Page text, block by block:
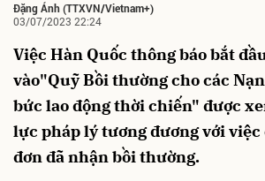
Đặng Ánh(TTXVN/Vietnam+)
03/07/2023 22:24
Việc Hàn Quốc thông báo bắt
vào"Quỹ Bồi thường cho các
bức lao động thời chiến" được
lực pháp lý tương đương với việc
đơn đã nhận bồi thường.